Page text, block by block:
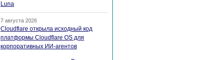
Luna
7 августа 2026
Cloudflare открыла исходный код
платформы Cloudflare OS для
корпоративных ИИ-агентов